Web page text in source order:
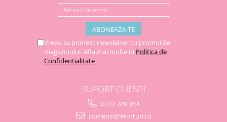
Vreau sa primesc newsletter cu promotiile
magazinului. Afla mai multe in Politica de
Confidentialitate
SUPORT CLIENTI
0727 709 344
comenzi@etorturi.ro